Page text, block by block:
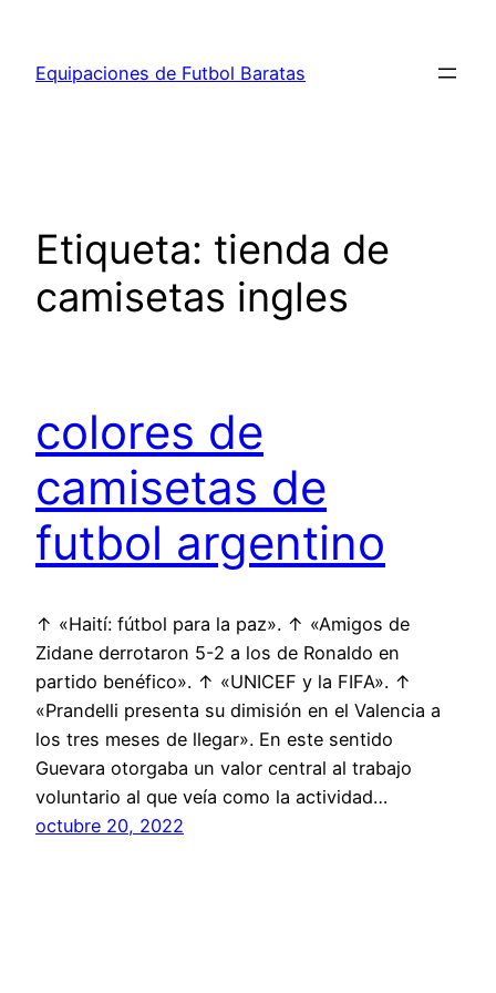
contenido
Equipaciones de Futbol Baratas
Etiqueta: tienda de
camisetas ingles
colores de
camisetas de
futbol argentino
↑ «Haití: fútbol para la paz». ↑ «Amigos de
Zidane derrotaron 5-2 a los de Ronaldo en
partido benéfico». ↑ «UNICEF y la FIFA». ↑
«Prandelli presenta su dimisión en el Valencia a
los tres meses de llegar». En este sentido
Guevara otorgaba un valor central al trabajo
voluntario al que veía como la actividad…
octubre 20, 2022